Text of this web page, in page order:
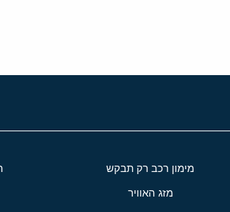
מימון רכב רק תבקש
מזג האוויר